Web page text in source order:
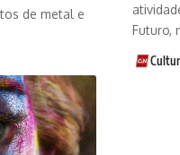
de metal e
Futuro,